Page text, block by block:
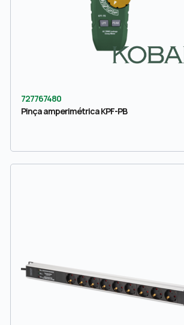
727767480
Pinça amperimétrica KPF-PB